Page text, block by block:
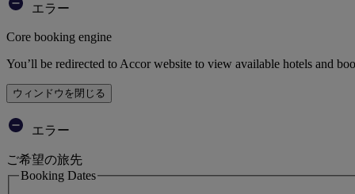
エラー
Core booking engine
You’ll be redirected to Accor website to view available hotels and
ウィンドウを閉じる
エラー
ご希望の旅先
Booking Dates